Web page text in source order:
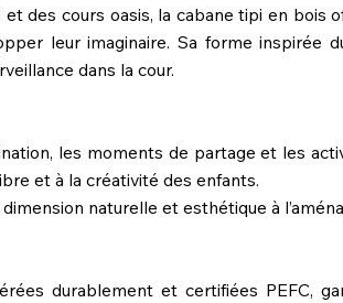
des cours oasis, la cabane tipi en bois
leur imaginaire. Sa forme inspirée
dans la cour.
les moments de partage et les
et à la créativité des enfants.
naturelle et esthétique à
durablement et certifiées PEFC,